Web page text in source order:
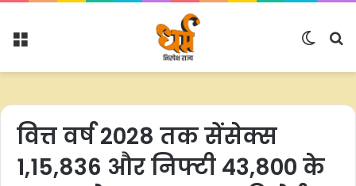
Menu
Switch
वित्त वर्ष 2028 तक सेंसेक्स
1,15,836 और निफ्टी 43,800 के